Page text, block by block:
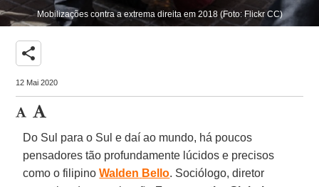
Mobilizações contra a extrema direita em 2018 (Foto: Flickr CC)
share
12 Mai 2020
Do Sul para o Sul e daí ao mundo, há poucos
pensadores tão profundamente lúcidos e precisos
como o filipinoWalden Bello. Sociólogo, diretor